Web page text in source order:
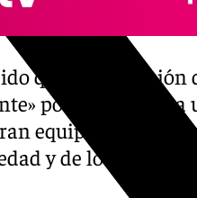
que la limitación
porque «obliga a
equipos nuevos,
y de los